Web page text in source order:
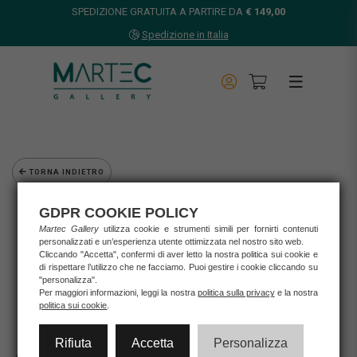
SPEDIZIONE GRATUITA A PARTIRE DA € 149,00
Spedizione in Italia
TORNA INDIETRO
Grafica d'autore
Armando Orfeo
ARMANDO ORFEO - LA NAVE AZZURRA
GDPR COOKIE POLICY
Martec Gallery utilizza cookie e strumenti simili per fornirti contenuti
personalizzati e un’esperienza utente ottimizzata nel nostro sito web.
Cliccando "Accetta", confermi di aver letto la nostra politica sui cookie e
di rispettare l’utilizzo che ne facciamo. Puoi gestire i cookie cliccando su
"personalizza".
Per maggiori informazioni, leggi la nostra politica sulla privacye la nostra
politica sui cookie
Rifiuta Accetta Personalizza